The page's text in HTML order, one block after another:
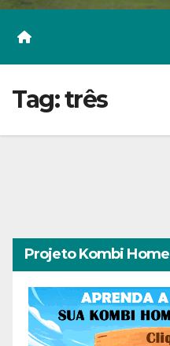
Tag:três
Projeto Kombi Home